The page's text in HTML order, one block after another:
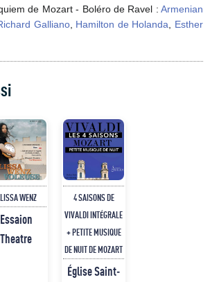
de Mozart - Boléro de Ravel : Armenian
Galliano, Hamilton de Holanda
Esther
WENZ
Essaion
Theatre
4 SAISONS DE
VIVALDI INTÉGRALE
+ PETITE MUSIQUE
DE NUIT DE MOZART
Église Saint-